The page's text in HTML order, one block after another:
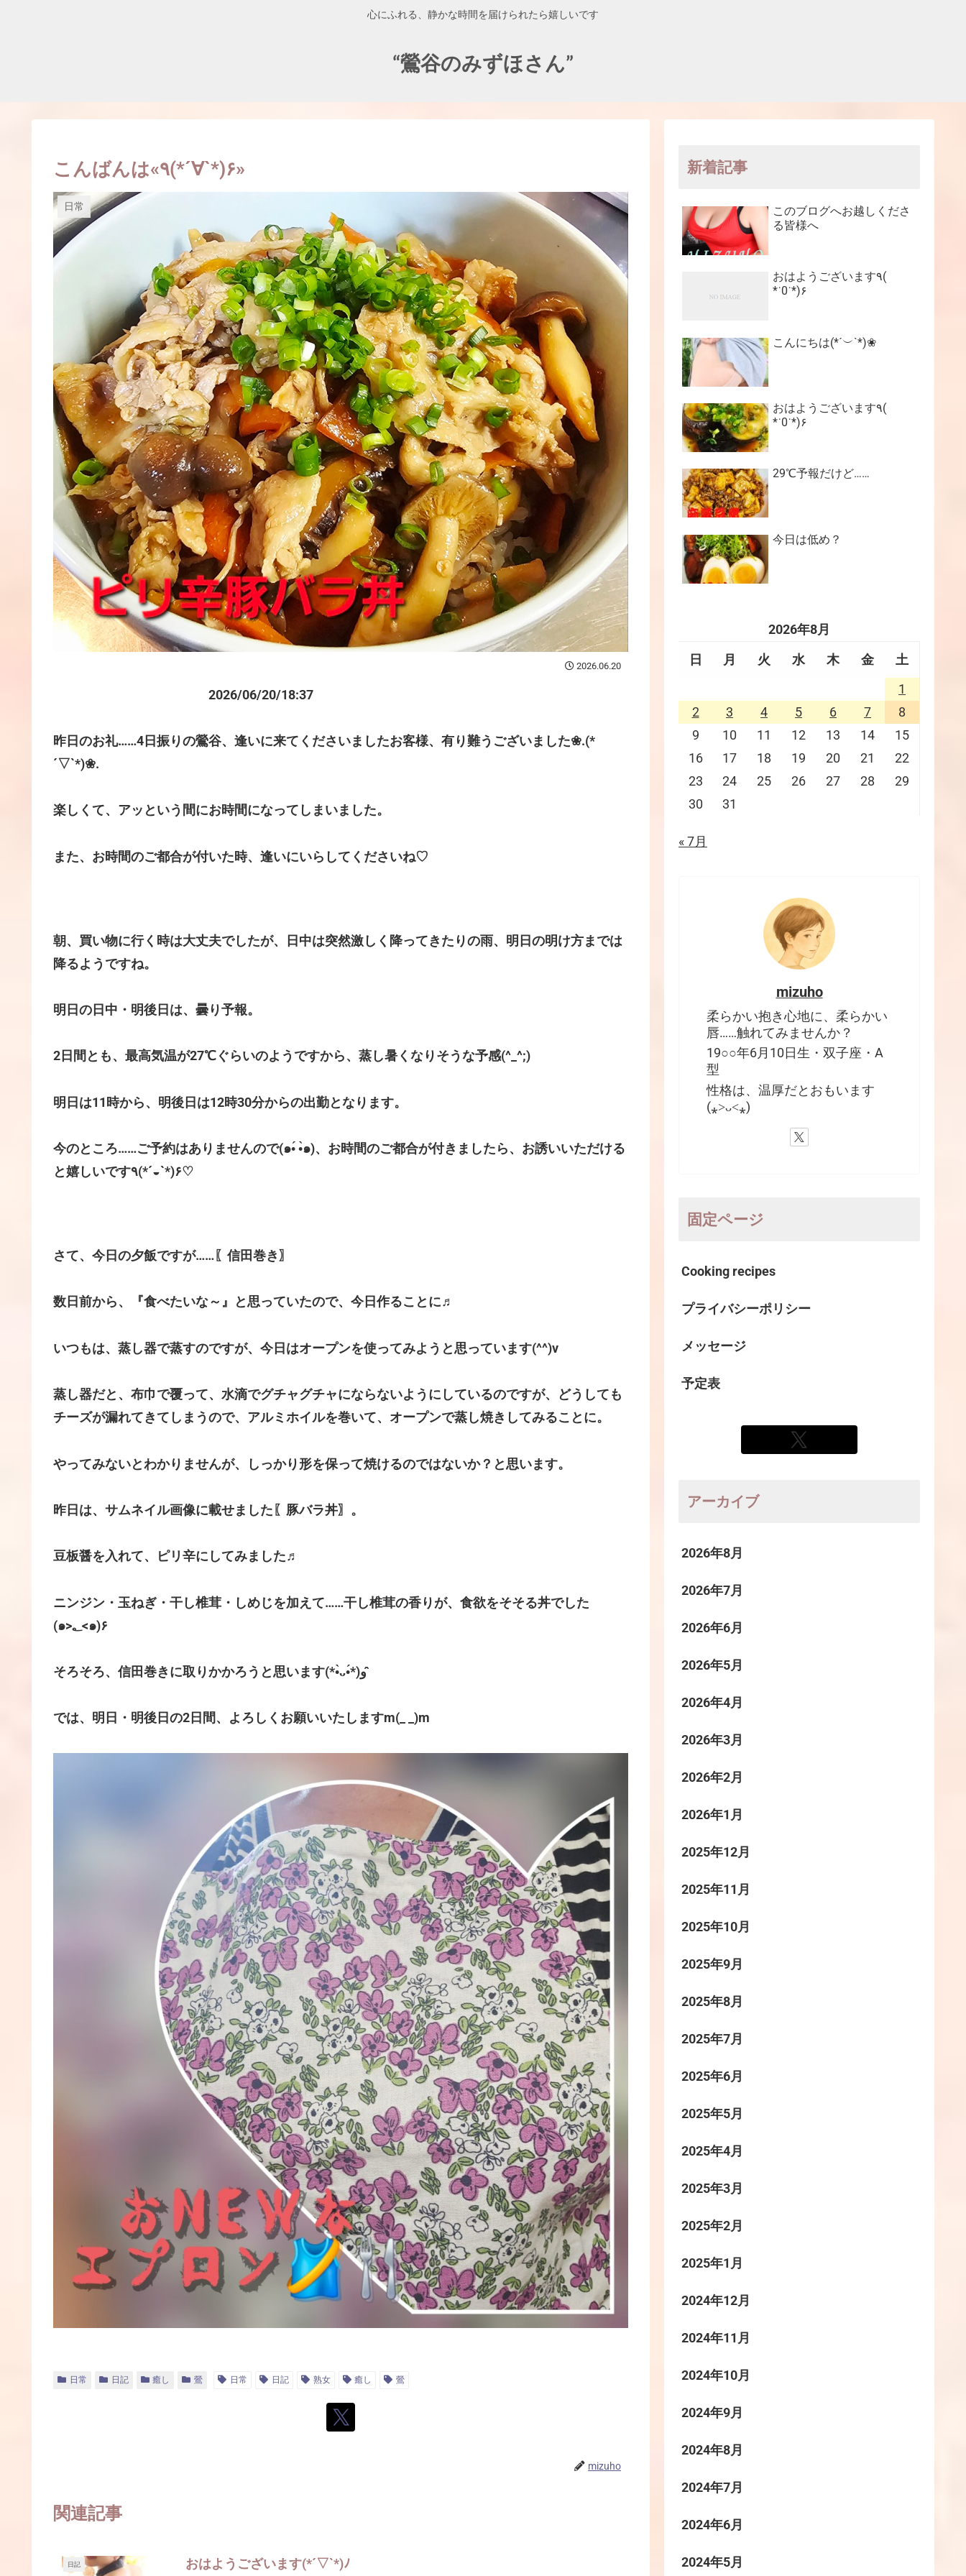
心にふれる、静かな時間を届けられたら嬉しいです
“鶯谷のみずほさん”
こんばんは«٩(*´∀`*)۶»
日常
2026.06.20
2026/06/20/18:37
昨日のお礼……4日振りの鶯谷、逢いに来てくださいましたお客様、有り難うございました❀.(*
´▽`*)❀.
楽しくて、アッという間にお時間になってしまいました。
また、お時間のご都合が付いた時、逢いにいらしてくださいね♡
朝、買い物に行く時は大丈夫でしたが、日中は突然激しく降ってきたりの雨、明日の明け方までは
降るようですね。
明日の日中・明後日は、曇り予報。
2日間とも、最高気温が27℃ぐらいのようですから、蒸し暑くなりそうな予感(^_^;)
明日は11時から、明後日は12時30分からの出勤となります。
今のところ……ご予約はありませんので(๑•́ •̀๑)、お時間のご都合が付きましたら、お誘いいただける
と嬉しいです٩(*´◒`*)۶♡
さて、今日の夕飯ですが……〖信田巻き〗
数日前から、『食べたいな～』と思っていたので、今日作ることに♬
いつもは、蒸し器で蒸すのですが、今日はオープンを使ってみようと思っています(^^)v
蒸し器だと、布巾で覆って、水滴でグチャグチャにならないようにしているのですが、どうしても
チーズが漏れてきてしまうので、アルミホイルを巻いて、オープンで蒸し焼きしてみることに。
やってみないとわかりませんが、しっかり形を保って焼けるのではないか？と思います。
昨日は、サムネイル画像に載せました〖豚バラ丼〗。
豆板醤を入れて、ピリ辛にしてみました♬
ニンジン・玉ねぎ・干し椎茸・しめじを加えて……干し椎茸の香りが、食欲をそそる丼でした
(๑>؂<๑)۶
そろそろ、信田巻きに取りかかろうと思います(*•̀ᴗ•́*)و ̑̑
では、明日・明後日の2日間、よろしくお願いいたしますm(_ _)m
日常 日記 癒し 鶯 日常 日記 熟女 癒し 鶯
mizuho
関連記事
日記 おはようございます(*´▽`*)ﾉ
新着記事
このブログへお越しくださ
る皆様へ
おはようございます٩(
*˙0˙*)۶
こんにちは(*´︶`*)❀
おはようございます٩(
*˙0˙*)۶
29℃予報だけど……
今日は低め？
2026年8月
日
月 火 水 木 金
土
1
2
3 4 5 6 7
8
9
10 11 12 13 14
15
16
17 18 19 20 21
22
23
24 25 26 27 28
29
30
31
« 7月
mizuho
柔らかい抱き心地に、柔らかい
唇……触れてみませんか？
19○○年6月10日生・双子座・A
型
性格は、温厚だとおもいます
(⁎˃ᴗ˂⁎)
固定ページ
Cooking recipes
プライバシーポリシー
メッセージ
予定表
アーカイブ
2026年8月
2026年7月
2026年6月
2026年5月
2026年4月
2026年3月
2026年2月
2026年1月
2025年12月
2025年11月
2025年10月
2025年9月
2025年8月
2025年7月
2025年6月
2025年5月
2025年4月
2025年3月
2025年2月
2025年1月
2024年12月
2024年11月
2024年10月
2024年9月
2024年8月
2024年7月
2024年6月
2024年5月